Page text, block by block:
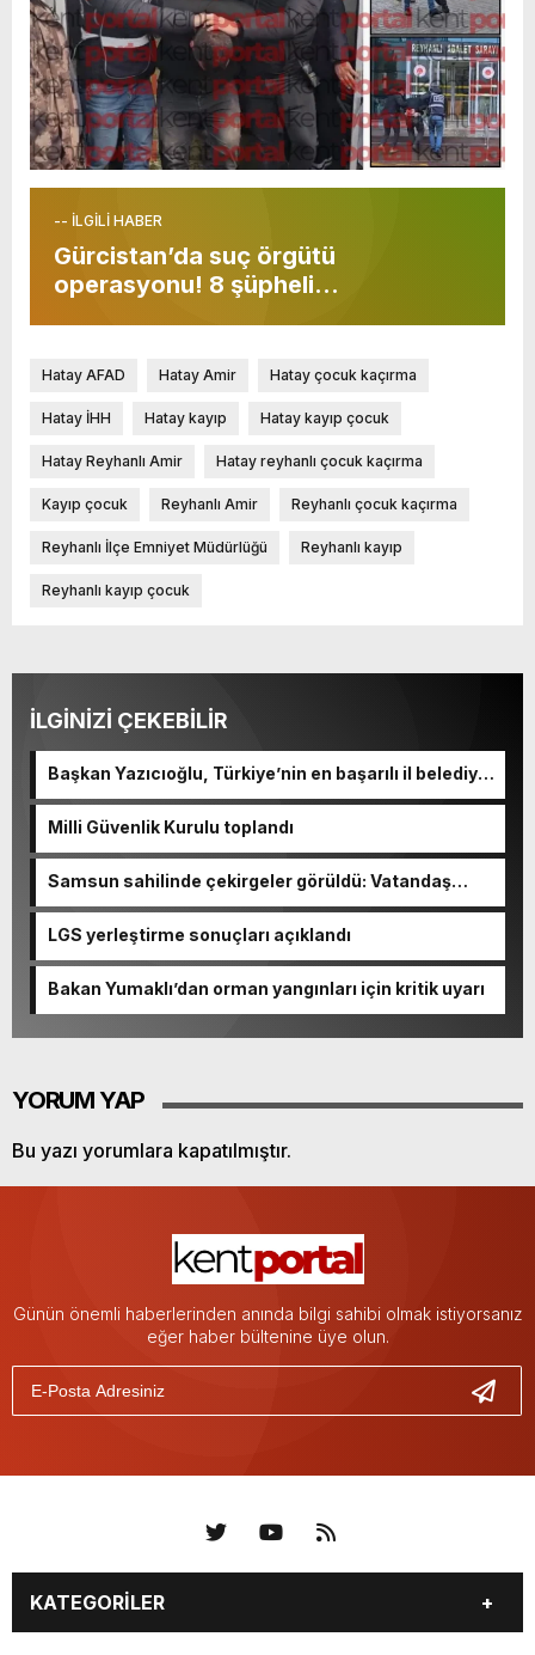
-- İLGİLİ HABER
Gürcistan’da suç örgütü
operasyonu! 8 şüpheli…
Hatay AFAD Hatay Amir Hatay çocuk kaçırma
Hatay İHH Hatay kayıp Hatay kayıp çocuk
Hatay Reyhanlı Amir Hatay reyhanlı çocuk kaçırma
Kayıp çocuk Reyhanlı Amir Reyhanlı çocuk kaçırma
Reyhanlı İlçe Emniyet Müdürlüğü Reyhanlı kayıp
Reyhanlı kayıp çocuk
İLGİNİZİ ÇEKEBİLİR
Başkan Yazıcıoğlu, Türkiye’nin en başarılı il belediye
Milli Güvenlik Kurulu toplandı
Samsun sahilinde çekirgeler görüldü: Vatandaş
LGS yerleştirme sonuçları açıklandı
Bakan Yumaklı’dan orman yangınları için kritik uyarı
YORUM YAP
Bu yazı yorumlara kapatılmıştır.
Günün önemli haberlerinden anında bilgi sahibi olmak istiyorsanız
eğer haber bültenine üye olun.
KATEGORİLER